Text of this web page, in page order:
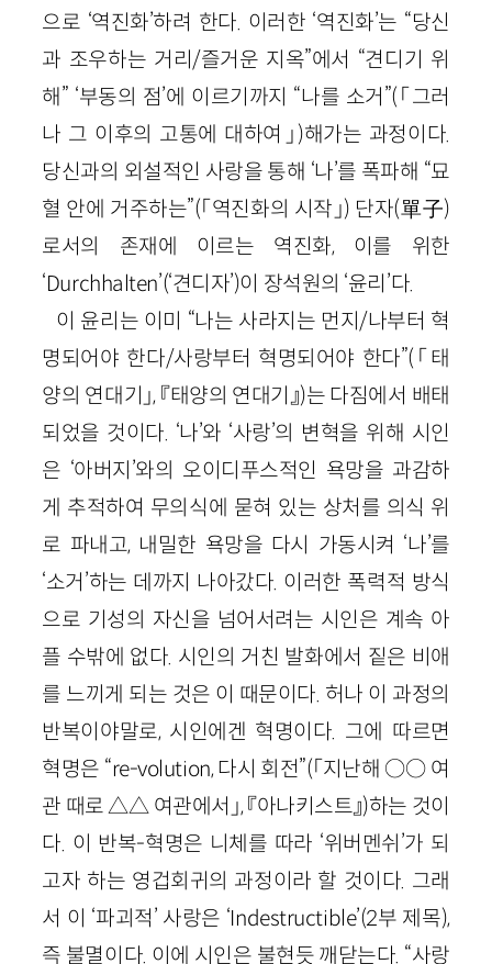
으로 ‘역진화’하려 한다. 이러한 ‘역진화’는 “당신
과 조우하는 거리/즐거운 지옥”에서 “견디기 위
해” ‘부동의 점’에 이르기까지 “나를 소거”(「그러
나 그 이후의 고통에 대하여」)해가는 과정이다.
당신과의 외설적인 사랑을 통해 ‘나’를 폭파해 “묘
혈 안에 거주하는”(「역진화의 시작」) 단자(單子)
로서의 존재에 이르는 역진화, 이를 위한
‘Durchhalten’(‘견디자’)이 장석원의 ‘윤리’다.
이 윤리는 이미 “나는 사라지는 먼지/나부터 혁
명되어야 한다/사랑부터 혁명되어야 한다”(「태
양의 연대기」, 『태양의 연대기』)는 다짐에서 배태
되었을 것이다. ‘나’와 ‘사랑’의 변혁을 위해 시인
은 ‘아버지’와의 오이디푸스적인 욕망을 과감하
게 추적하여 무의식에 묻혀 있는 상처를 의식 위
로 파내고, 내밀한 욕망을 다시 가동시켜 ‘나’를
‘소거’하는 데까지 나아갔다. 이러한 폭력적 방식
으로 기성의 자신을 넘어서려는 시인은 계속 아
플 수밖에 없다. 시인의 거친 발화에서 짙은 비애
를 느끼게 되는 것은 이 때문이다. 허나 이 과정의
반복이야말로, 시인에겐 혁명이다. 그에 따르면
혁명은 “re-volution, 다시 회전”(「지난해 ○○ 여
관 때로 △△ 여관에서」, 『아나키스트』)하는 것이
다. 이 반복-혁명은 니체를 따라 ‘위버멘쉬’가 되
고자 하는 영겁회귀의 과정이라 할 것이다. 그래
서 이 ‘파괴적’ 사랑은 ‘Indestructible’(2부 제목),
즉 불멸이다. 이에 시인은 불현듯 깨닫는다. “사랑